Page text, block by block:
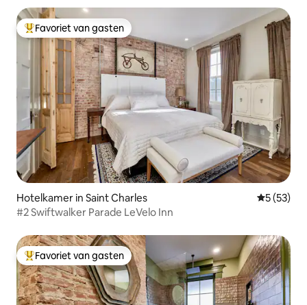
Topfavoriet van gasten
Favoriet van gasten
Hotelkamer in Saint Charles
5 (53)
#2 Swiftwalker Parade LeVelo Inn
Topfavoriet van gasten
Favoriet van gasten